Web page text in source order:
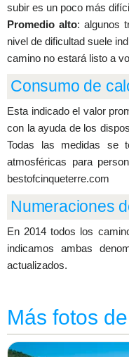
subir es un poco más
Promedio alto: algunos
nivel de dificultad suele
camino no estará listo a
Consumo de
Esta indicado el valor
con la ayuda de los
Todas las medidas se
atmosféricas para
bestofcinqueterre.com
Numeraciones
En 2014 todos los
indicamos ambas
actualizados.
Más fotos